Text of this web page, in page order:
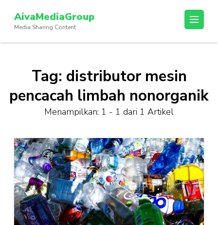
konten
(Tekan
AivaMediaGroup
Media Sharing Content
Tag: distributor mesin
pencacah limbah nonorganik
Menampilkan: 1 - 1 dari 1 Artikel